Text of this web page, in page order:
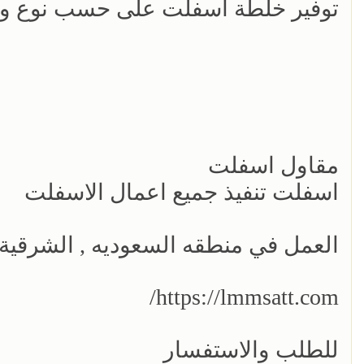
توفير خلطة اسفلت على حسب نوع
مقاول اسفلت
اسفلت تنفيذ جميع اعمال الاسفلت
العمل في منطقه السعوديه , الشرقية
https://lmmsatt.com/
للطلب والاستفسار